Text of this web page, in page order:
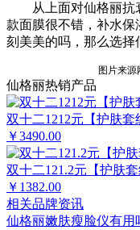
从上面对仙格丽
款面膜很不错，补水
刻美美的吗，那么选择
图片来源
仙格丽热销产品
双十二1212元【护肤套
￥3490.00
双十二121.2元【护肤套
￥1382.00
相关品牌资讯
仙格丽嫩肤瘦脸仪有